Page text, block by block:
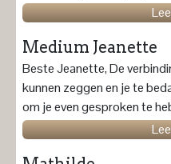
Medium Jeanette
Beste Jeanette, De
kunnen zeggen en je te
om je even gesproken te